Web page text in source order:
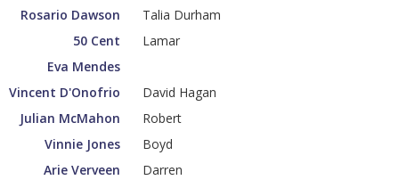
Rosario Dawson
Talia Durham
50 Cent
Lamar
Eva Mendes
Vincent D'Onofrio
David Hagan
Julian McMahon
Robert
Vinnie Jones
Boyd
Arie Verveen
Darren